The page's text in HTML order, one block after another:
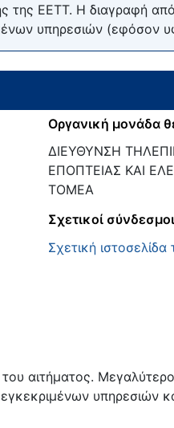
ΕΕΤΤ. Η διαγραφή
υπηρεσιών (εφόσον
Οργανική μονάδα
ΔΙΕΥΘΥΝΣΗ
ΕΠΟΠΤΕΙΑΣ ΚΑΙ
ΤΟΜΕΑ
Σχετικοί σύνδεσμοι
Σχετική
αιτήματος.
υπηρεσιών